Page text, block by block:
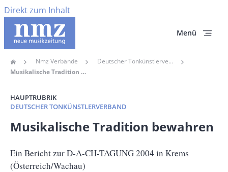
Direkt zum Inhalt
Menü
Pfadnavigation
Home Nmz Verbände
Deutscher Tonkünstlerverband
Musikalische Tradition Bewahren
HAUPTRUBRIK
DEUTSCHER TONKÜNSTLERVERBAND
Banner
Size
Musikalische Tradition bewahren
Untertitel
Ein Bericht zur D-A-CH-TAGUNG 2004 in Krems
(Österreich/Wachau)